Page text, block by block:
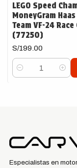
LEGO Speed
MoneyGram Haas
Team VF-24 Race
(77250)
S/199.00
Cantidad
Especialistas en